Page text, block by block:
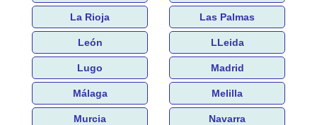
La Rioja Las Palmas
León LLeida
Lugo Madrid
Málaga Melilla
Murcia Navarra